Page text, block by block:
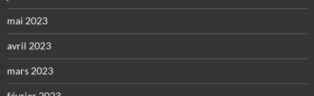
mai 2023
avril 2023
mars 2023